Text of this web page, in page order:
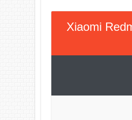
Xiaomi